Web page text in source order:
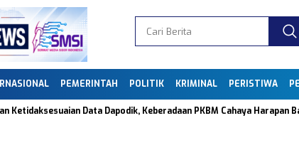
PEMERINTAH POLITIK KRIMINAL PERISTIWA
Data Dapodik, Keberadaan PKBM Cahaya Harapan Bangsa di